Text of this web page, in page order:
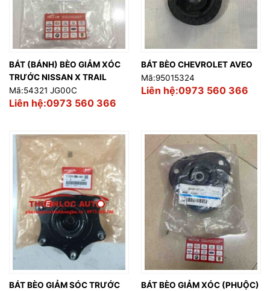
BÁT (BÁNH) BÈO GIẢM XÓC
TRƯỚC NISSAN X TRAIL
Mã:54321 JG00C
Liên hệ:0973 560 366
BÁT BÈO CHEVROLET AVEO
Mã:95015324
Liên hệ:0973 560 366
BÁT BÈO GIẢM SÓC TRƯỚC
BÁT BÈO GIẢM XÓC (PHUỘC)